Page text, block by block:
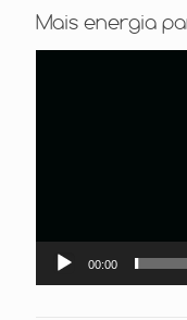
Mais energia
00:00